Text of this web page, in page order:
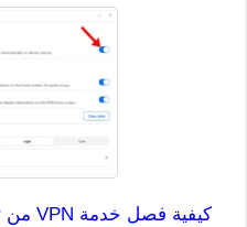
كيفية فصل خدمة VPN من Bitdefender؟ (دليل كامل)